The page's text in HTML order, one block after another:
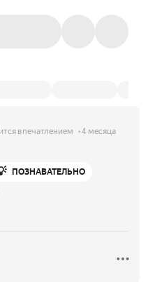
впечатлением
4 месяца
ПОЗНАВАТЕЛЬНО